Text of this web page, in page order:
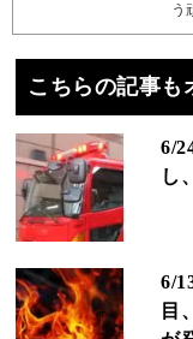
う
こちらの記事も
6/
し
6/
目